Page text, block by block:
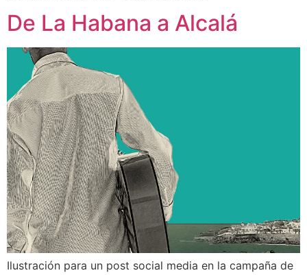
De La Habana a Alcalá
Ilustración para un post social media en la campaña de